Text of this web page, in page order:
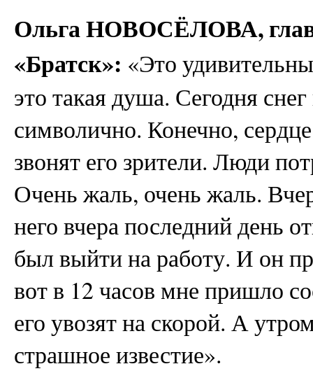
Ольга НОВОСЁЛОВА,
«Братск»: «Это
это такая душа. Сегодня
символично. Конечно,
звонят его зрители. Люди
Очень жаль, очень жаль.
него вчера последний день
был выйти на работу. И он
вот в 12 часов мне пришло
его увозят на скорой. А
страшное известие».